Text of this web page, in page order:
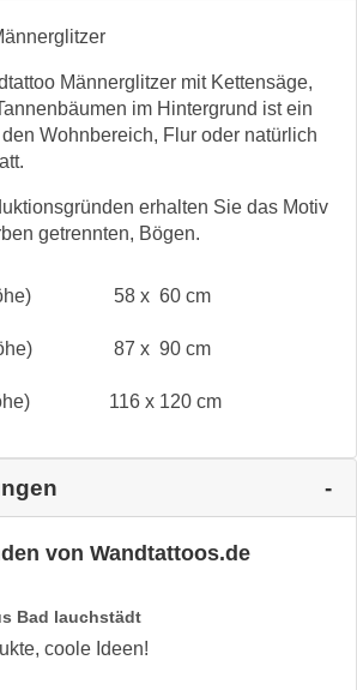
Männerglitzer mit Kettensäge,
im Hintergrund ist ein
Wohnbereich, Flur oder natürlich
erhalten Sie das Motiv
getrennten, Bögen.
58 x 60 cm
87 x 90 cm
116 x 120 cm
von Wandtattoos.de
Bad lauchstädt
coole Ideen!